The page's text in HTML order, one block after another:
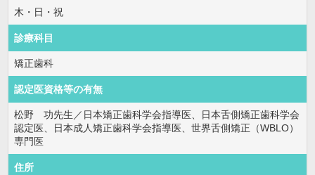
木・日・祝
診療科目
矯正歯科
認定医資格等の有無
松野 功先生／日本矯正歯科学会指導医、日本舌側矯正歯科学会
認定医、日本成人矯正歯科学会指導医、世界舌側矯正（WBLO）
専門医
住所